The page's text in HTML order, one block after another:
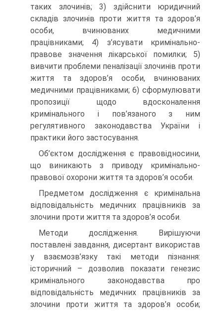
таких злочинів; 3) здійснити юридичний
складів злочинів проти життя та здоров’я
особи, вчинюваних медичними
працівниками; 4) з’ясувати кримінально-
правове значення лікарської помилки; 5)
вивчити проблеми пеналізації злочинів проти
життя та здоров’я особи, вчинюваних
медичними працівниками; 6) сформулювати
пропозиції щодо вдосконалення
кримінального і пов’язаного з ним
регулятивного законодавства України і
практики його застосування.
Об’єктом дослідження є правовідносини,
що виникають з приводу кримінально-
правової охорони життя та здоров’я особи.
Предметом дослідження є кримінальна
відповідальність медичних працівників за
злочини проти життя та здоров’я особи.
Методи дослідження. Вирішуючи
поставлені завдання, дисертант використав
у взаємозв’язку такі методи пізнання:
історичний – дозволив показати генезис
кримінального законодавства про
відповідальність медичних працівників за
злочини проти життя та здоров’я особи;